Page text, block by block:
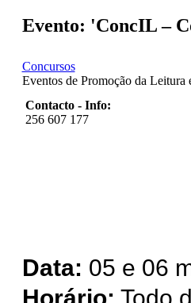
Evento: 'ConcIL –
Concursos
Eventos de Promoção da
Contacto - Info:
256 607 177
Data: 05 e 06